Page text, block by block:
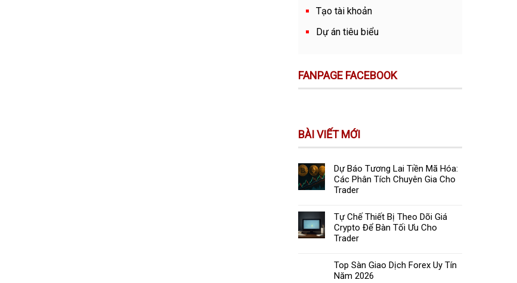
Tạo tài khoản
Dự án tiêu biểu
FANPAGE FACEBOOK
BÀI VIẾT MỚI
Dự Báo Tương Lai Tiền Mã Hóa:
Các Phân Tích Chuyên Gia Cho
Trader
Tự Chế Thiết Bị Theo Dõi Giá
Crypto Để Bàn Tối Ưu Cho
Trader
Top Sàn Giao Dịch Forex Uy Tín
Năm 2026